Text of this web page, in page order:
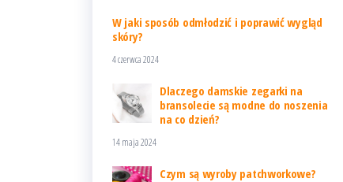
W jaki sposób odmłodzić i poprawić wygląd
skóry?
4 czerwca 2024
Dlaczego damskie zegarki na
bransolecie są modne do noszenia
na co dzień?
14 maja 2024
Czym są wyroby patchworkowe?